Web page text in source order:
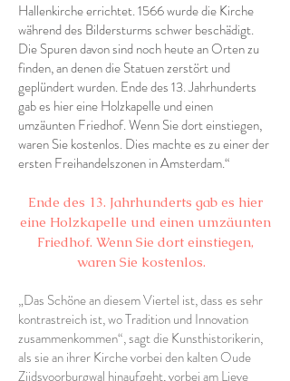
Hallenkirche errichtet. 1566 wurde die Kirche
während des Bildersturms schwer beschädigt.
Die Spuren davon sind noch heute an Orten zu
finden, an denen die Statuen zerstört und
geplündert wurden. Ende des 13. Jahrhunderts
gab es hier eine Holzkapelle und einen
umzäunten Friedhof. Wenn Sie dort einstiegen,
waren Sie kostenlos. Dies machte es zu einer der
ersten Freihandelszonen in Amsterdam.“
Ende des 13. Jahrhunderts gab es hier
eine Holzkapelle und einen umzäunten
Friedhof. Wenn Sie dort einstiegen,
waren Sie kostenlos.
„Das Schöne an diesem Viertel ist, dass es sehr
kontrastreich ist, wo Tradition und Innovation
zusammenkommen“, sagt die Kunsthistorikerin,
als sie an ihrer Kirche vorbei den kalten Oude
Zijdsvoorburgwal hinaufgeht, vorbei am Lieve